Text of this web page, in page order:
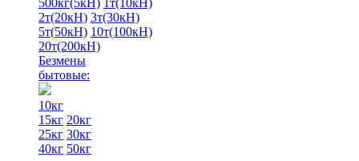
500кг(5кН) 1т(10кН)
2т(20кН) 3т(30кН)
5т(50кН) 10т(100кН)
20т(200кН)
Безмены
бытовые:
10кг
15кг 20кг
25кг 30кг
40кг 50кг